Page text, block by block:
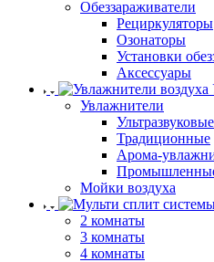
Обеззараживатели
Рециркуляторы
Озонаторы
Установки
Аксессуары
Увлажнители
Ультразвуковые
Традиционные
Арома-
Мойки воздуха
2 комнаты
3 комнаты
4 комнаты